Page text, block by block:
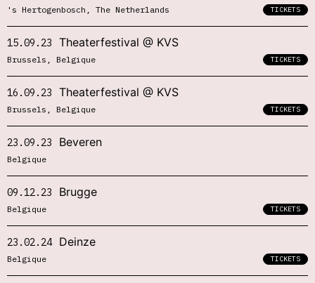
's Hertogenbosch, The Netherlands TICKETS
15.09.23 Theaterfestival @ KVS
Brussels, Belgique TICKETS
16.09.23 Theaterfestival @ KVS
Brussels, Belgique TICKETS
23.09.23 Beveren
Belgique
09.12.23 Brugge
Belgique TICKETS
23.02.24 Deinze
Belgique TICKETS